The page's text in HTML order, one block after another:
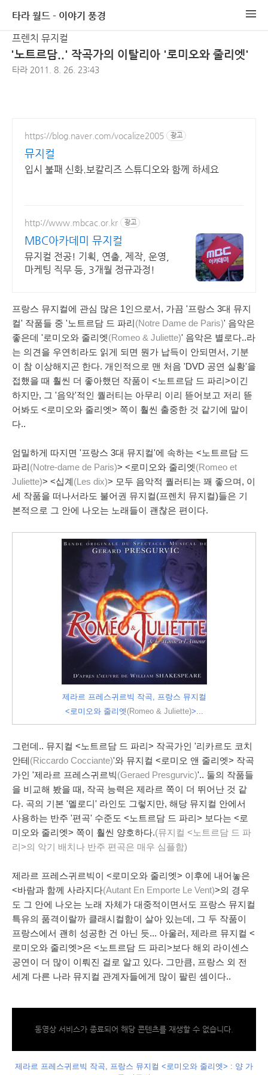
타라 월드 - 이야기 풍경
프렌치 뮤지컬
'노트르담..' 작곡가의 이탈리아 '로미오와 줄리엣'
타라 2011. 8. 26. 23:43
https://blog.naver.com/vocalize2005 광고
뮤지컬
입시 불패 신화.보칼리즈 스튜디오와 함께 하세요
http://www.mbcac.or.kr 광고
MBC아카데미 뮤지컬
뮤지컬 전공! 기획, 연출, 제작, 운영,
마케팅 직무 등, 3개월 정규과정!
프랑스 뮤지컬에 관심 많은 1인으로서, 가끔 '프랑스 3대 뮤지
컬' 작품들 중 '노트르담 드 파리 (Notre Dame de Paris)' 음악은
좋은데 '로미오와 줄리엣(Romeo & Juliette)' 음악은 별로다..라
는 의견을 우연히라도 읽게 되면 뭔가 납득이 안되면서, 기분
이 참 이상해지곤 한다. 개인적으로 맨 처음 'DVD 공연 실황'을
접했을 때 훨씬 더 좋아했던 작품이 <노트르담 드 파리>이긴
하지만, 그 '음악'적인 퀄러티는 아무리 이리 뜯어보고 저리 뜯
어봐도 <로미오와 줄리엣> 쪽이 훨씬 출중한 것 같기에 말이
다..
엄밀하게 따지면 '프랑스 3대 뮤지컬'에 속하는 <노트르담 드
파리 (Notre-dame de Paris)> <로미오와 줄리엣(Romeo et
Juliette)> <십계 (Les dix)> 모두 음악적 퀄러티는 꽤 좋으며, 이
세 작품을 떠나서라도 불어권 뮤지컬(프렌치 뮤지컬)들은 기
본적으로 그 안에 나오는 노래들이 괜찮은 편이다.
제라르 프레스귀르빅 작곡, 프랑스 뮤지컬
<로미오와 줄리엣 (Romeo & Juliette)>...
그런데.. 뮤지컬 <노트르담 드 파리> 작곡가인 '리카르도 코치
안테 (Riccardo Cocciante)'와 뮤지컬 <로미오 앤 줄리엣> 작곡
가인 '제라르 프레스귀르빅(Geraed Presgurvic)'.. 둘의 작품들
을 비교해 봤을 때, 작곡 능력은 제라르 쪽이 더 뛰어난 것 같
다. 곡의 기본 '멜로디' 라인도 그렇지만, 해당 뮤지컬 안에서
사용하는 반주 '편곡' 수준도 <노트르담 드 파리> 보다는 <로
미오와 줄리엣> 쪽이 훨씬 양호하다.(뮤지컬 <노트르담 드 파
리>의 악기 배치나 반주 편곡은 매우 심플함)
제라르 프레스귀르빅이 <로미오와 줄리엣> 이후에 내어놓은
<바람과 함께 사라지 다(Autant En Emporte Le Vent)>의 경우
도 그 안에 나오는 노래 자체가 대중적이면서도 프랑스 뮤지컬
특유의 품격이랄까 클래시컬함이 살아 있는데, 그 두 작품이
프랑스에 서 괜히 성공한 건 아닌 듯... 아울러, 제라르 뮤지컬 <
로미오와 줄리엣>은 <노트르담 드 파리>보다 해외 라이센스
공연이 더 많이 이뤄진 걸로 알고 있다. 그만큼, 프랑스 외 전
세계 다른 나라 뮤지컬 관계자들에게 많이 팔린 셈이다..
동영상 서비스가 종료되어 해당 콘텐츠를 재생할 수 없습니다.
제라르 프레스귀르빅 작곡, 프랑스 뮤지컬 <로미오와 줄리엣> : 양 가